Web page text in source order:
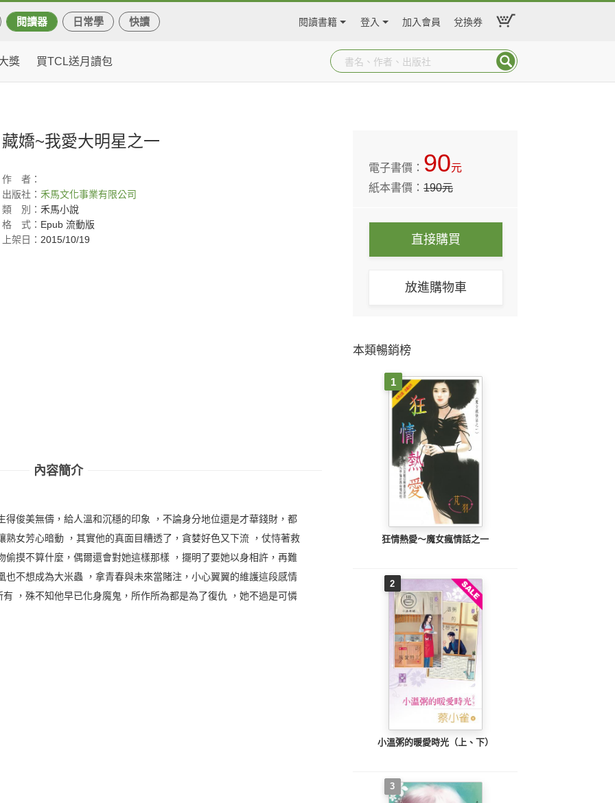
閱讀器 日常學 快讀 閱讀書籍 登入 加入會員 兌換券
獎 買TCL送月讀包
藏嬌~我愛大明星之一
作
者：
出版社： 禾馬文化事業有限公司
類
別： 禾馬小說
格
式： Epub 流動版
上架日： 2015/10/19
內容簡介
得俊美無儔，給人溫和沉穩的印象 ，不論身分地位還是才華錢財，都
熟女芳心暗動 ，其實他的真面目糟透了，貪婪好色又下流 ，仗恃著救
摸不算什麼，偶爾還會對她這樣那樣 ，擺明了要她以身相許，再難
不想成為大米蟲 ，拿青春與未來當賭注，小心翼翼的維護這段感情
，殊不知他早已化身魔鬼，所作所為都是為了復仇 ，她不過是可憐
電子書價： 90元
紙本書價：190元
直接購買
放進購物車
本類暢銷榜
1
狂情熱愛～魔女瘋情話之一
2
小溫粥的暖愛時光（上、下）
3